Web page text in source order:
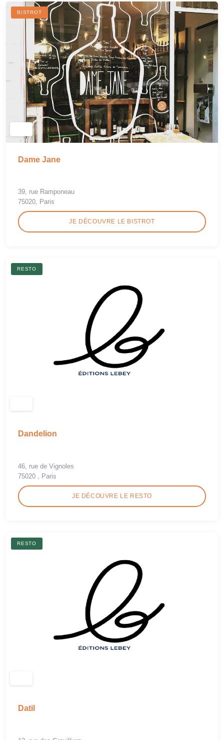
BISTROT
Dame Jane
39, rue Ramponeau
75020, Paris
JE DÉCOUVRE LE BISTROT
RESTO
Dandelion
46, rue de Vignoles
75020 , Paris
JE DÉCOUVRE LE RESTO
RESTO
Datil